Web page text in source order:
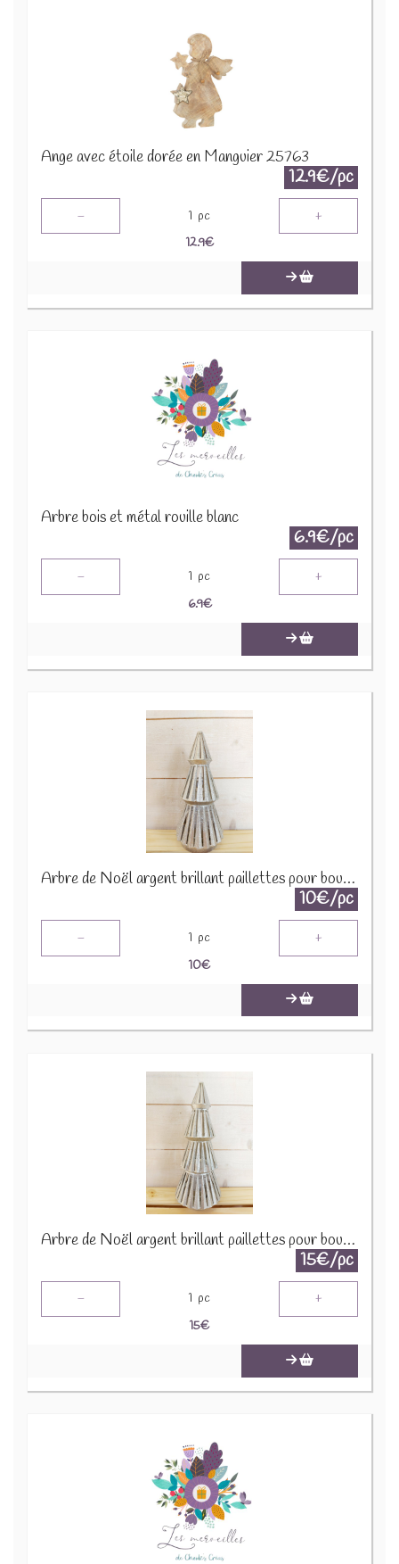
Ange avec étoile dorée en Manguier 25763
12.9€/pc
- 1 pc +
12.9€
Arbre bois et métal rouille blanc
6.9€/pc
- 1 pc +
6.9€
Arbre de Noël argent brillant paillettes pour bougie 1650 A1590
10€/pc
- 1 pc +
10€
Arbre de Noël argent brillant paillettes pour bougie 1650 B 2290
15€/pc
- 1 pc +
15€